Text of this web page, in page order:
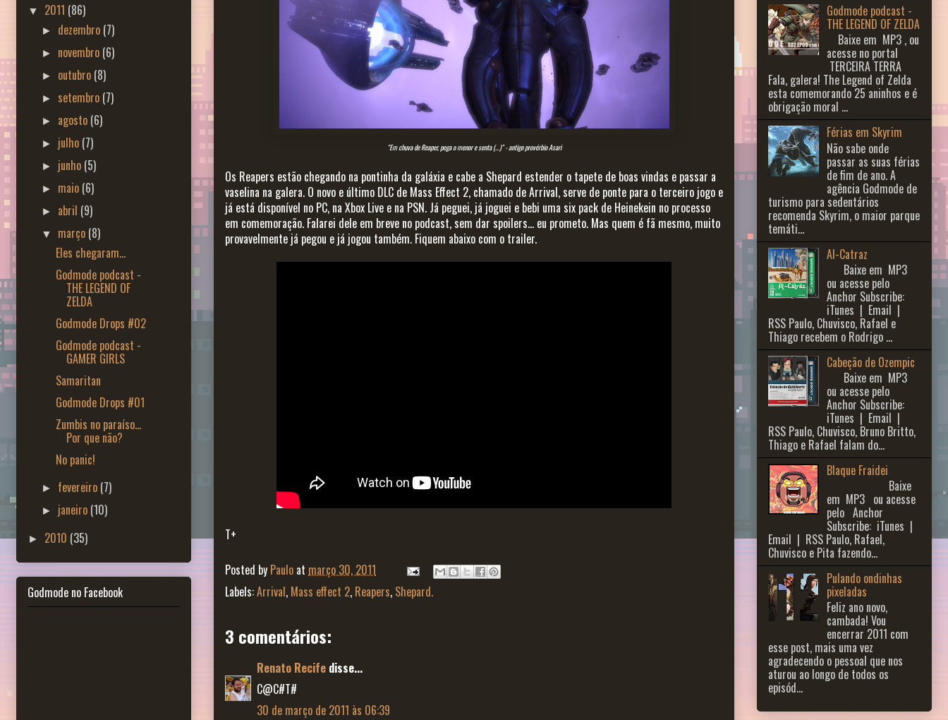
"Em chuva de Reaper, pega o menor e senta (...)" - antigo provérbio Asari
Os Reapers estão chegando na pontinha da galáxia e cabe a Shepard estender o tapete de boas vindas e passar a
vaselina na galera. O novo e último DLC de Mass Effect 2, chamado de Arrival, serve de ponte para o terceiro jogo e
já está disponível no PC, na Xbox Live e na PSN. Já peguei, já joguei e bebi uma six pack de Heinekein no processo
em comemoração. Falarei dele em breve no podcast, sem dar spoilers... eu prometo. Mas quem é fã mesmo, muito
provavelmente já pegou e já jogou também. Fiquem abaixo com o trailer.
T+
Posted by Paulo at março 30, 2011
Labels:Arrival, Mass effect 2, Reapers, Shepard.
3 comentários:
Renato Recife disse...
C@C#T#
30 de março de 2011 às 06:39
▼ 2011 (86)
► dezembro (7)
► novembro (6)
► outubro (8)
► setembro (7)
► agosto (6)
► julho (7)
► junho (5)
► maio (6)
► abril (9)
▼ março (8)
Eles chegaram...
Godmode podcast -
THE LEGEND OF
ZELDA
Godmode Drops #02
Godmode podcast -
GAMER GIRLS
Samaritan
Godmode Drops #01
Zumbis no paraíso...
Por que não?
No panic!
► fevereiro (7)
► janeiro (10)
► 2010 (35)
Godmode no Facebook
Godmode podcast -
THE LEGEND OF ZELDA
Baixe em MP3 , ou
acesse no portal
TERCEIRA TERRA
Fala, galera! The Legend of Zelda
esta comemorando 25 aninhos e é
obrigação moral ...
Férias em Skyrim
Não sabe onde
passar as suas férias
de fim de ano. A
agência Godmode de
turismo para sedentários
recomenda Skyrim, o maior parque
temáti...
Al-Catraz
Baixe em MP3
ou acesse pelo
Anchor Subscribe:
iTunes | Email |
RSS Paulo, Chuvisco, Rafael e
Thiago recebem o Rodrigo ...
Cabeção de Ozempic
Baixe em MP3
ou acesse pelo
Anchor Subscribe:
iTunes | Email |
RSS Paulo, Chuvisco, Bruno Britto,
Thiago e Rafael falam do...
Blaque Fraidei
Baixe
em MP3 ou acesse
pelo Anchor
Subscribe: iTunes |
Email | RSS Paulo, Rafael,
Chuvisco e Pita fazendo...
Pulando ondinhas
pixeladas
Feliz ano novo,
cambada! Vou
encerrar 2011 com
esse post, mais uma vez
agradecendo o pessoal que nos
aturou ao longo de todos os
episód...